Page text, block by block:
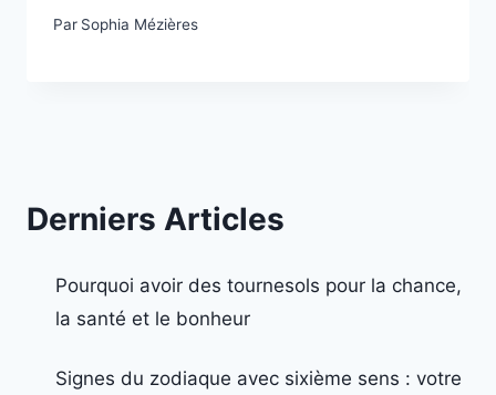
Par Sophia Mézières
Derniers Articles
Pourquoi avoir des tournesols pour la chance,
la santé et le bonheur
Signes du zodiaque avec sixième sens : votre